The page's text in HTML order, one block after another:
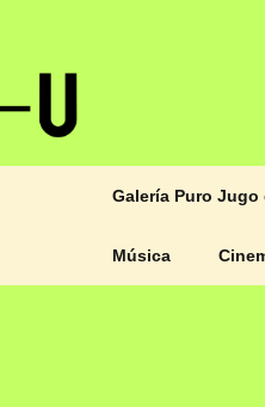
Galería Puro Jugo
Música